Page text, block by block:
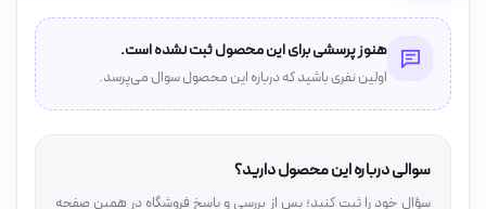
هنوز پرسشی برای این محصول ثبت نشده است.
اولین نفری باشید که درباره این محصول سوال می‌پرسد.
سوالی درباره این محصول دارید؟
سؤال خود را ثبت کنید؛ پس از بررسی و پاسخ فروشگاه در همین صفحه